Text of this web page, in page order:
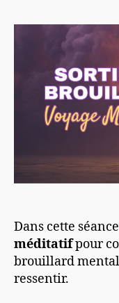
Dans cette
méditatifpour
brouillard mental
ressentir.